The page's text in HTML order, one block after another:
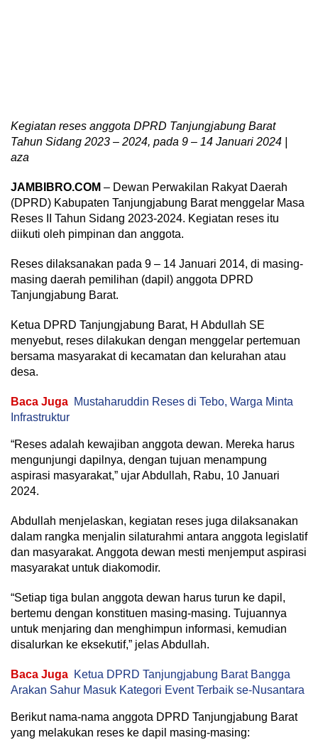
Kegiatan reses anggota DPRD Tanjungjabung Barat
Tahun Sidang 2023 – 2024, pada 9 – 14 Januari 2024 |
aza
JAMBIBRO.COM – Dewan Perwakilan Rakyat Daerah
(DPRD) Kabupaten Tanjungjabung Barat menggelar Masa
Reses II Tahun Sidang 2023-2024. Kegiatan reses itu
diikuti oleh pimpinan dan anggota.
Reses dilaksanakan pada 9 – 14 Januari 2014, di masing-
masing daerah pemilihan (dapil) anggota DPRD
Tanjungjabung Barat.
Ketua DPRD Tanjungjabung Barat, H Abdullah SE
menyebut, reses dilakukan dengan menggelar pertemuan
bersama masyarakat di kecamatan dan kelurahan atau
desa.
Baca Juga Mustaharuddin Reses di Tebo, Warga Minta
Infrastruktur
“Reses adalah kewajiban anggota dewan. Mereka harus
mengunjungi dapilnya, dengan tujuan menampung
aspirasi masyarakat,” ujar Abdullah, Rabu, 10 Januari
2024.
Abdullah menjelaskan, kegiatan reses juga dilaksanakan
dalam rangka menjalin silaturahmi antara anggota legislatif
dan masyarakat. Anggota dewan mesti menjemput aspirasi
masyarakat untuk diakomodir.
“Setiap tiga bulan anggota dewan harus turun ke dapil,
bertemu dengan konstituen masing-masing. Tujuannya
untuk menjaring dan menghimpun informasi, kemudian
disalurkan ke eksekutif,” jelas Abdullah.
Baca Juga Ketua DPRD Tanjungjabung Barat Bangga
Arakan Sahur Masuk Kategori Event Terbaik se-Nusantara
Berikut nama-nama anggota DPRD Tanjungjabung Barat
yang melakukan reses ke dapil masing-masing: